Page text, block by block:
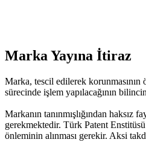
Marka Yayına İtiraz
Marka, tescil edilerek
sürecinde işlem yapılacağının
Markanın tanınmışlığından
gerekmektedir. Türk Patent
önleminin alınması gerekir. Aksi